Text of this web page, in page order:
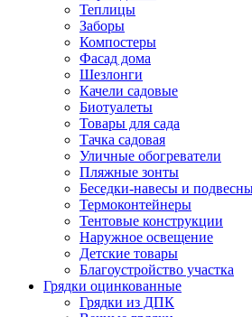
Теплицы
Заборы
Компостеры
Фасад дома
Шезлонги
Качели садовые
Биотуалеты
Товары для сада
Тачка садовая
Уличные обогреватели
Пляжные зонты
Беседки-навесы и
Термоконтейнеры
Тентовые конструкции
Наружное освещение
Детские товары
Благоустройство участка
Грядки оцинкованные
Грядки из ДПК